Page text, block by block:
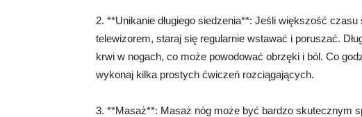
2. **Unikanie długiego siedzenia**: Jeśli większość
telewizorem, staraj się regularnie wstawać i poruszać.
krwi w nogach, co może powodować obrzęki i ból. Co
wykonaj kilka prostych ćwiczeń rozciągających.
3. **Masaż**: Masaż nóg może być bardzo skutecznym